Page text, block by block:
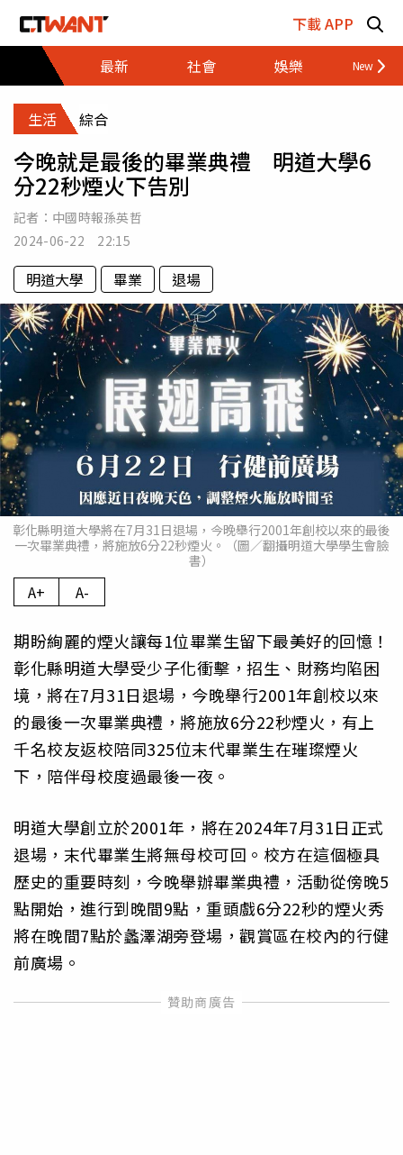
下載 APP
最新
社會 娛樂 財經
生活 綜合
今晚就是最後的畢業典禮 明道大學6
分22秒煙火下告別
記者： 中國時報孫英哲
2024-06-22 22:15
明道大學 畢業 退場
彰化縣明道大學將在7月31日退場，今晚舉行2001年創校以來的最後
一次畢業典禮，將施放6分22秒煙火。（圖／翻攝明道大學學生會臉
書）
A+ A-
期盼絢麗的煙火讓每1位畢業生留下最美好的回憶！
彰化縣明道大學受少子化衝擊，招生、財務均陷困
境，將在7月31日退場，今晚舉行2001年創校以來
的最後一次畢業典禮，將施放6分22秒煙火，有上
千名校友返校陪同325位末代畢業生在璀璨煙火
下，陪伴母校度過最後一夜。
明道大學創立於2001年，將在2024年7月31日正式
退場，末代畢業生將無母校可回。校方在這個極具
歷史的重要時刻，今晚舉辦畢業典禮，活動從傍晚5
點開始，進行到晚間9點，重頭戲6分22秒的煙火秀
將在晚間7點於蠡澤湖旁登場，觀賞區在校內的行健
前廣場。